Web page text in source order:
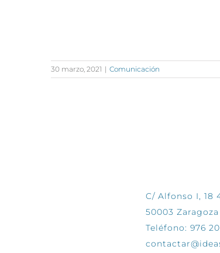
30 marzo, 2021 | Comunicación
C/ Alfonso I, 18
50003 Zaragoza
Teléfono: 976